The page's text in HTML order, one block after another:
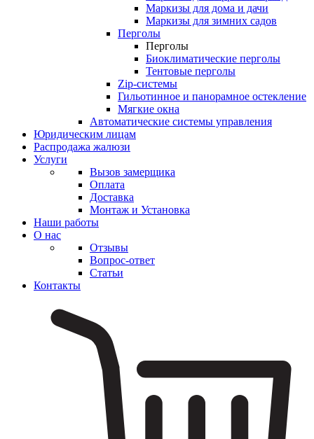
Маркизы для дома и дачи
Маркизы для зимних садов
Перголы
Перголы
Биоклиматические перголы
Тентовые перголы
Zip-системы
Гильотинное и панорамное остекление
Мягкие окна
Автоматические системы управления
Юридическим лицам
Распродажа жалюзи
Услуги
Вызов замерщика
Оплата
Доставка
Монтаж и Установка
Наши работы
О нас
Отзывы
Вопрос-ответ
Статьи
Контакты